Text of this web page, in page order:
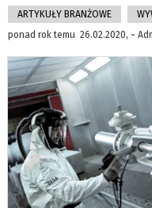
ARTYKUŁY BRANŻOWE
ponad rok temu 26.02.2020, ~